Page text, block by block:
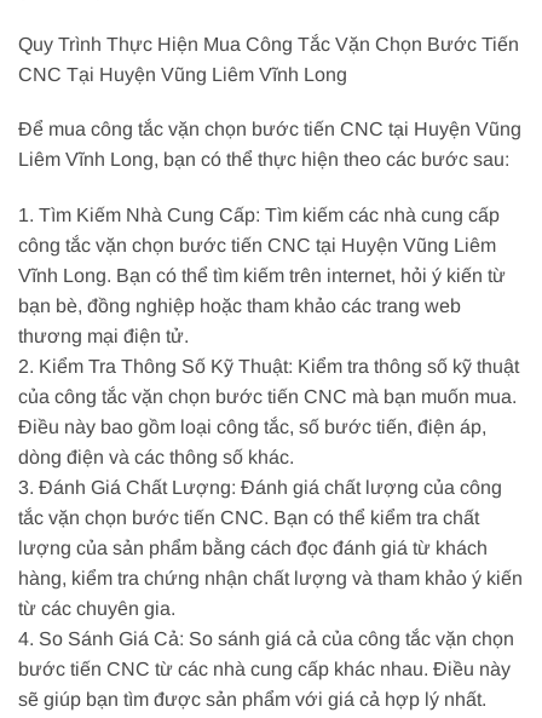
Quy Trình Thực Hiện Mua Công Tắc Vặn Chọn Bước Tiến
CNC Tại Huyện Vũng Liêm Vĩnh Long
Để mua công tắc vặn chọn bước tiến CNC tại Huyện Vũng
Liêm Vĩnh Long, bạn có thể thực hiện theo các bước sau:
1. Tìm Kiếm Nhà Cung Cấp: Tìm kiếm các nhà cung cấp
công tắc vặn chọn bước tiến CNC tại Huyện Vũng Liêm
Vĩnh Long. Bạn có thể tìm kiếm trên internet, hỏi ý kiến từ
bạn bè, đồng nghiệp hoặc tham khảo các trang web
thương mại điện tử.
2. Kiểm Tra Thông Số Kỹ Thuật: Kiểm tra thông số kỹ thuật
của công tắc vặn chọn bước tiến CNC mà bạn muốn mua.
Điều này bao gồm loại công tắc, số bước tiến, điện áp,
dòng điện và các thông số khác.
3. Đánh Giá Chất Lượng: Đánh giá chất lượng của công
tắc vặn chọn bước tiến CNC. Bạn có thể kiểm tra chất
lượng của sản phẩm bằng cách đọc đánh giá từ khách
hàng, kiểm tra chứng nhận chất lượng và tham khảo ý kiến
từ các chuyên gia.
4. So Sánh Giá Cả: So sánh giá cả của công tắc vặn chọn
bước tiến CNC từ các nhà cung cấp khác nhau. Điều này
sẽ giúp bạn tìm được sản phẩm với giá cả hợp lý nhất.